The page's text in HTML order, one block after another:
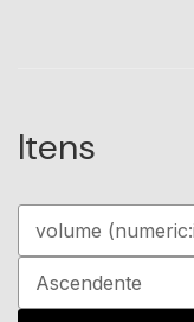
Itens